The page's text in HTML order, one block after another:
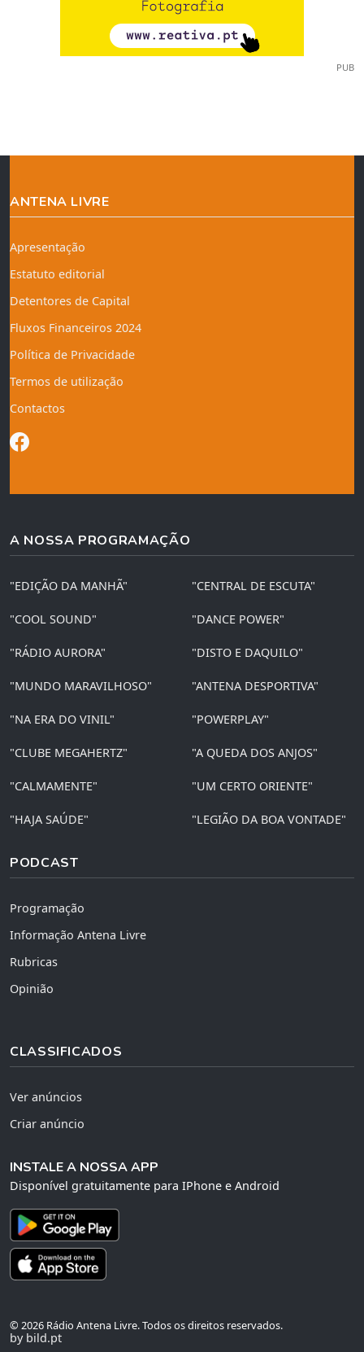
PUB
ANTENA LIVRE
Apresentação
Estatuto editorial
Detentores de Capital
Fluxos Financeiros 2024
Política de Privacidade
Termos de utilização
Contactos
A NOSSA PROGRAMAÇÃO
"EDIÇÃO DA MANHÃ" "CENTRAL DE ESCUTA"
"COOL SOUND" "DANCE POWER"
"RÁDIO AURORA" "DISTO E DAQUILO"
"MUNDO MARAVILHOSO" "ANTENA DESPORTIVA"
"NA ERA DO VINIL" "POWERPLAY"
"CLUBE MEGAHERTZ" "A QUEDA DOS ANJOS"
"CALMAMENTE" "UM CERTO ORIENTE"
"HAJA SAÚDE" "LEGIÃO DA BOA VONTADE"
PODCAST
Programação
Informação Antena Livre
Rubricas
Opinião
CLASSIFICADOS
Ver anúncios
Criar anúncio
INSTALE A NOSSA APP
Disponível gratuitamente para IPhone e Android
© 2026 Rádio Antena Livre. Todos os direitos reservados.
by bild.pt